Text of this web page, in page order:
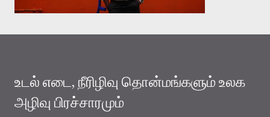
உடல் எடை, நீரிழிவு தொன்மங்களும் உலக
அழிவு பிரச்சாரமும்